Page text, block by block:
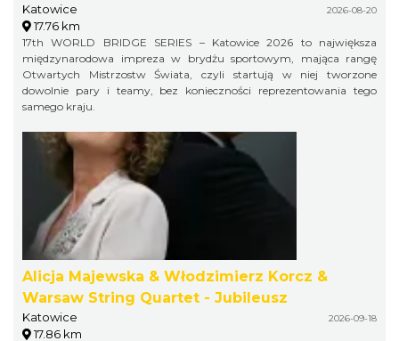
Katowice 2026-08-20
17.76 km
17th WORLD BRIDGE SERIES – Katowice 2026 to największa
międzynarodowa impreza w brydżu sportowym, mająca rangę
Otwartych Mistrzostw Świata, czyli startują w niej tworzone
dowolnie pary i teamy, bez konieczności reprezentowania tego
samego kraju.
Alicja Majewska & Włodzimierz Korcz &
Warsaw String Quartet - Jubileusz
Katowice 2026-09-18
17.86 km